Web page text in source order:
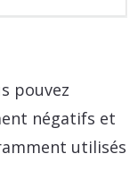
pouvez
négatifs et
utilisés